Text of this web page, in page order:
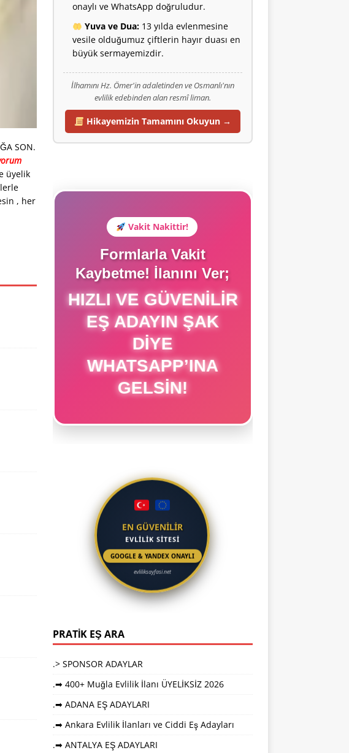
SON.
üyelik
, her
onaylı ve WhatsApp doğruludur.
Yuva ve Dua:13 yılda evlenmesine
vesile olduğumuz çiftlerin hayır duası en
büyük sermayemizdir.
İlhamını Hz. Ömer'in adaletinden ve Osmanlı'nın
evlilik edebinden alan resmî liman.
Hikayemizin Tamamını Okuyun →
Vakit Nakittir!
Formlarla Vakit
Kaybetme! İlanını Ver;
HIZLI VE GÜVENILIR
EŞ ADAYIN ŞAK
DIYE
WHATSAPP’INA
GELSIN!
EN GÜVENİLİR
EVLİLİK SİTESİ
GOOGLE & YANDEX ONAYLI
evliliksayfasi.net
PRATİK EŞ ARA
.> SPONSOR ADAYLAR
.➡ 400+ Muğla Evlilik İlanı ÜYELİKSİZ 2026
.➡ ADANA EŞ ADAYLARI
.➡ Ankara Evlilik İlanları ve Ciddi Eş Adayları
.➡ ANTALYA EŞ ADAYLARI